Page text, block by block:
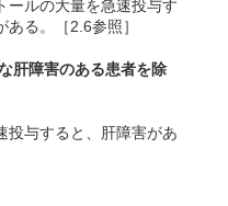
ールの大量を急速投与す
る。［2.6参照］
肝障害のある患者を除
投与すると、肝障害があ